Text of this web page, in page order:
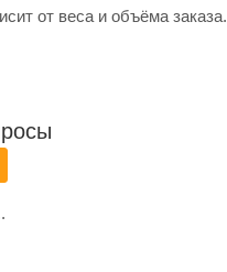
от веса и объёма заказа.